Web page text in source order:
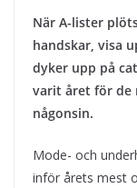
När A-lister
handskar, visa
dyker upp på
varit året för de
någonsin.
Mode- och
inför årets mest